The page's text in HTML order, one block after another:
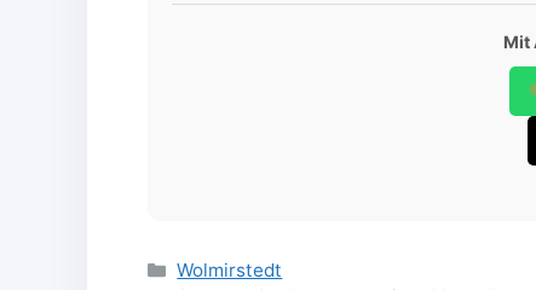
Mit
Categories
Wolmirstedt